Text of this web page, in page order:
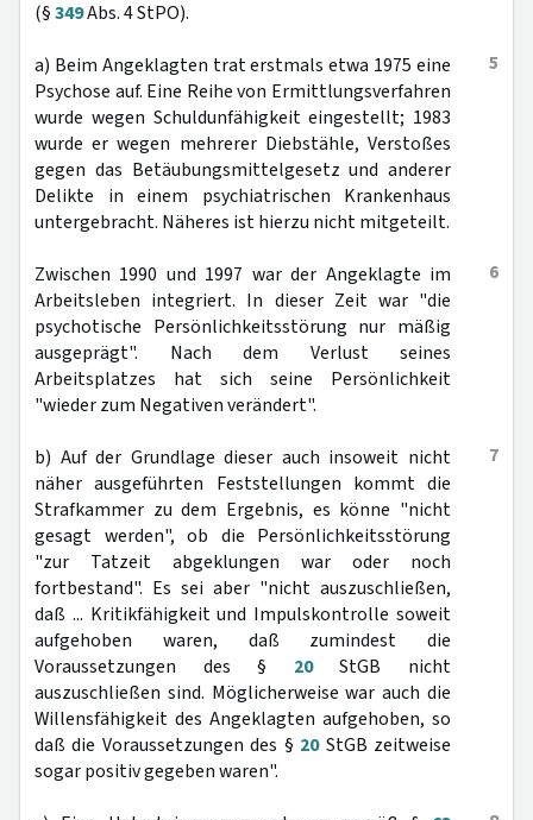
(§349Abs. 4 StPO).
5
a) Beim Angeklagten trat erstmals etwa 1975 eine
Psychose auf. Eine Reihe von Ermittlungsverfahren
wurde wegen Schuldunfähigkeit eingestellt; 1983
wurde er wegen mehrerer Diebstähle, Verstoßes
gegen das Betäubungsmittelgesetz und anderer
Delikte in einem psychiatrischen Krankenhaus
untergebracht. Näheres ist hierzu nicht mitgeteilt.
6
Zwischen 1990 und 1997 war der Angeklagte im
Arbeitsleben integriert. In dieser Zeit war "die
psychotische Persönlichkeitsstörung nur mäßig
ausgeprägt". Nach dem Verlust seines
Arbeitsplatzes hat sich seine Persönlichkeit
"wieder zum Negativen verändert".
7
b) Auf der Grundlage dieser auch insoweit nicht
näher ausgeführten Feststellungen kommt die
Strafkammer zu dem Ergebnis, es könne "nicht
gesagt werden", ob die Persönlichkeitsstörung
"zur Tatzeit abgeklungen war oder noch
fortbestand". Es sei aber "nicht auszuschließen,
daß ... Kritikfähigkeit und Impulskontrolle soweit
aufgehoben waren, daß zumindest die
Voraussetzungen des § 20StGB nicht
auszuschließen sind. Möglicherweise war auch die
Willensfähigkeit des Angeklagten aufgehoben, so
daß die Voraussetzungen des § 20StGB zeitweise
sogar positiv gegeben waren".